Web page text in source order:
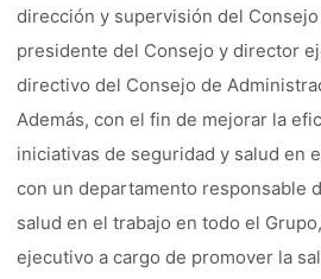
dirección y supervisión del
presidente del Consejo y director
directivo del Consejo de
Además, con el fin de mejorar la
iniciativas de seguridad y salud en
con un departamento responsable
salud en el trabajo en todo el
ejecutivo a cargo de promover la